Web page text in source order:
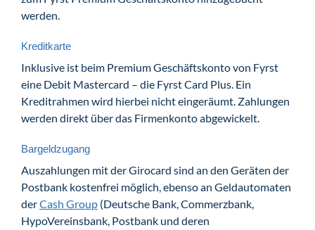
werden.
Kreditkarte
Inklusive ist beim Premium Geschäftskonto von Fyrst
eine Debit Mastercard – die Fyrst Card Plus. Ein
Kreditrahmen wird hierbei nicht eingeräumt. Zahlungen
werden direkt über das Firmenkonto abgewickelt.
Bargeldzugang
Auszahlungen mit der Girocard sind an den Geräten der
Postbank kostenfrei möglich, ebenso an Geldautomaten
derCash Group (Deutsche Bank, Commerzbank,
HypoVereinsbank, Postbank und deren